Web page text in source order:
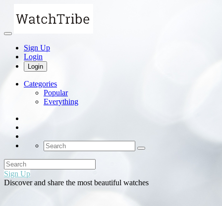
Sign Up
Login
Login
Categories
Popular
Everything
Sign Up
Discover and share the most beautiful watches